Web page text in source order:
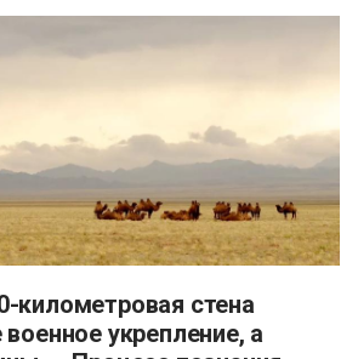
километровая стена
укрепление, а